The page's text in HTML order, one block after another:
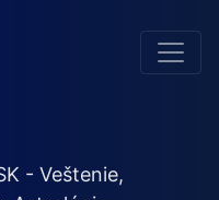
- Veštenie,